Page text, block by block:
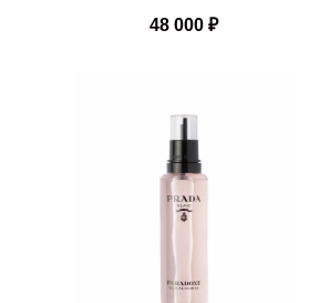
48 000 ₽